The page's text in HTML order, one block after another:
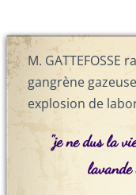
M.
gangrène
explosion de
"je ne dus la
lavande